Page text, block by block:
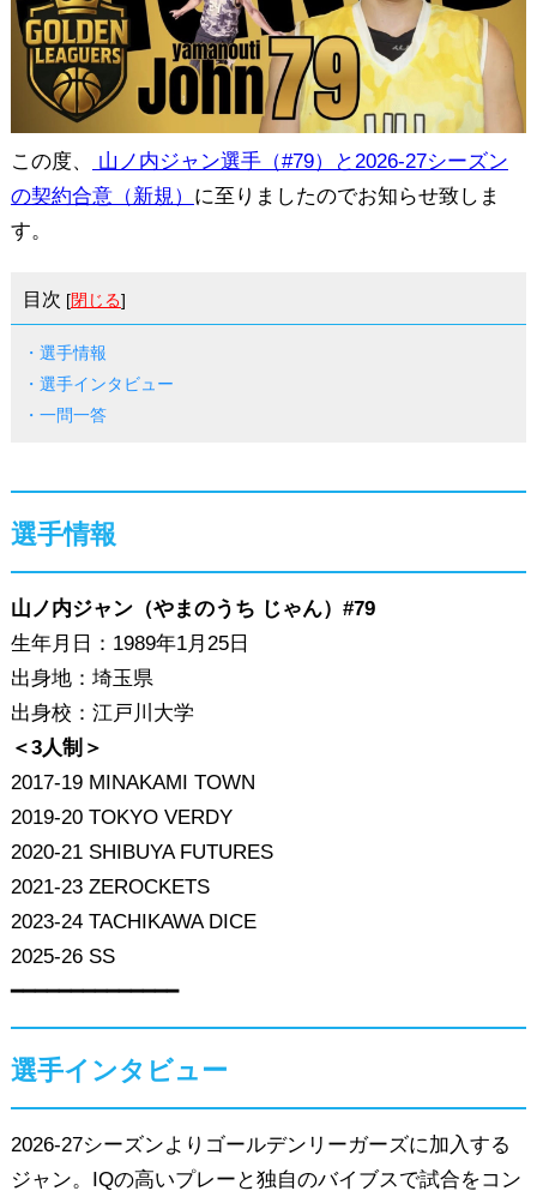
この度、
山ノ内ジャン選手（#79）と2026-27シーズン
の契約合意（新規） に至りましたのでお知らせ致しま
す。
目次 [閉じる]
・選手情報
・選手インタビュー
・一問一答
選手情報
山ノ内ジャン（やまのうち じゃん）#79
生年月日：1989年1月25日
出身地：埼玉県
出身校：江戸川大学
＜3人制＞
2017-19 MINAKAMI TOWN
2019-20 TOKYO VERDY
2020-21 SHIBUYA FUTURES
2021-23 ZEROCKETS
2023-24 TACHIKAWA DICE
2025-26 SS
━━━━━━━━━━━━━━
選手インタビュー
2026-27シーズンよりゴールデンリーガーズに加入する
ジャン。IQの高いプレーと独自のバイブスで試合をコン